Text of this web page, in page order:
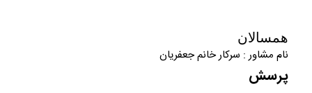
همسالان
نام مشاور : سرکار خانم جعفریان
پرسش